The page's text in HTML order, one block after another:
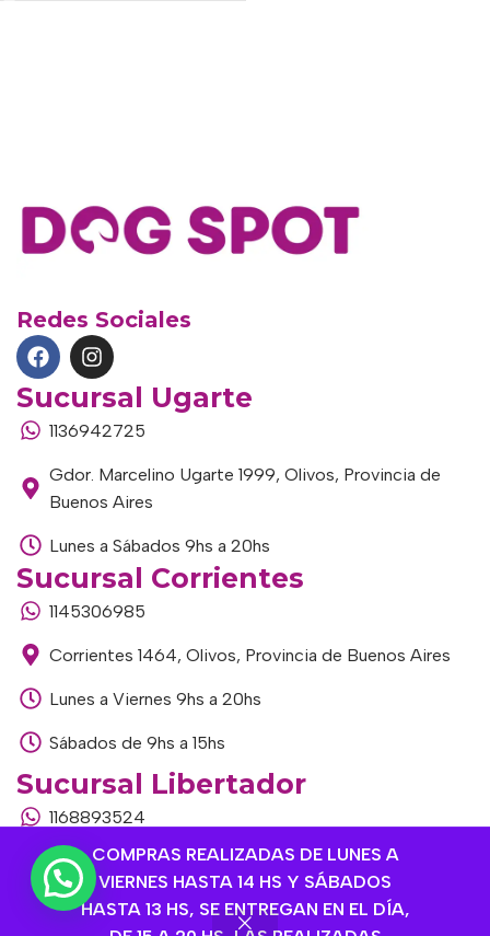
COMPRAS REALIZADAS DE LUNES A
VIERNES HASTA 14 HS Y SÁBADOS
HASTA 13 HS, SE ENTREGAN EN EL DÍA,
Redes Sociales
Sucursal Ugarte
1136942725
Gdor. Marcelino Ugarte 1999, Olivos, Provincia de
Buenos Aires
Lunes a Sábados 9hs a 20hs
Sucursal Corrientes
1145306985
Corrientes 1464, Olivos, Provincia de Buenos Aires
Lunes a Viernes 9hs a 20hs
Sábados de 9hs a 15hs
Sucursal Libertador
1168893524
Av. del Libertador 1915, Vte. López, Provincia de
Buenos Aires
Lunes a Viernes de 9hs a 13hs / 16hs a 20hs